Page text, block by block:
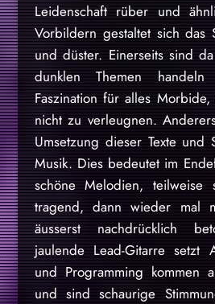
Leidenschaft rüber und
Vorbildern gestaltet sich das
und düster. Einerseits sind
dunklen Themen
Faszination für alles
nicht zu verleugnen.
Umsetzung dieser Texte und
Musik. Dies bedeutet im
schöne Melodien, teilweise
tragend, dann wieder mal
äusserst nachdrücklich
jaulende Lead-Gitarre setzt
und Programming kommen
und sind schaurige